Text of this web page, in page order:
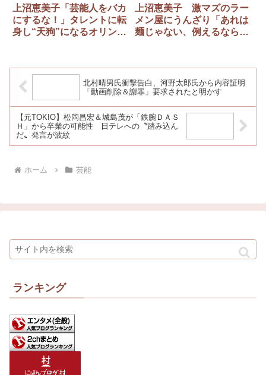
上沼恵美子「芸能人をバカ
にするな！」タレントに転
身し“天狗”になるオリンピ
上沼恵美子 激マズのラー
メン屋にうんざり「あれは
麺じゃない、例えるならダ
北村晴男氏衝撃告白、河野太郎氏から内容証明
「動画削除＆謝罪」要求されたと明かす
【元TOKIO】松岡昌宏＆城島茂が「鉄腕ＤＡＳ
Ｈ」から卒業の可能性 日テレへの〝踏み込ん
だ〟発言が波紋
ホーム 芸能
ランキング